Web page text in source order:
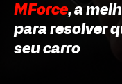
MForce, a
para resolver
seu carro